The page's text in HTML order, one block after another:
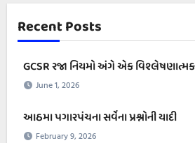
Recent Posts
GCSR રજા નિયમો અંગે એક વિશ્લેષણાત્મક
June 1, 2026
આઠમા પગારપંચના સર્વેના પ્રશ્નોની યાદી
February 9, 2026